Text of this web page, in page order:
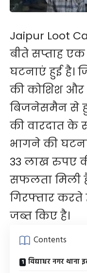
Jaipur Loot
बीते सप्ताह
घटनाएं हुई है।​
की कोशिश
बिजनेसमैन से
की वारदात के
भागने की
33 लाख रुपए
सफलता मिली
गिरफ्तार करते
जब्त किए है।
Contents
विद्याधर नगर